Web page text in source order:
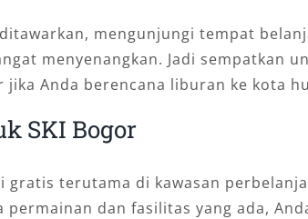
mengunjungi tempat
menyenangkan. Jadi sempatkan
Anda berencana liburan ke kota
SKI Bogor
gratis terutama di kawasan
permainan dan fasilitas yang ada,